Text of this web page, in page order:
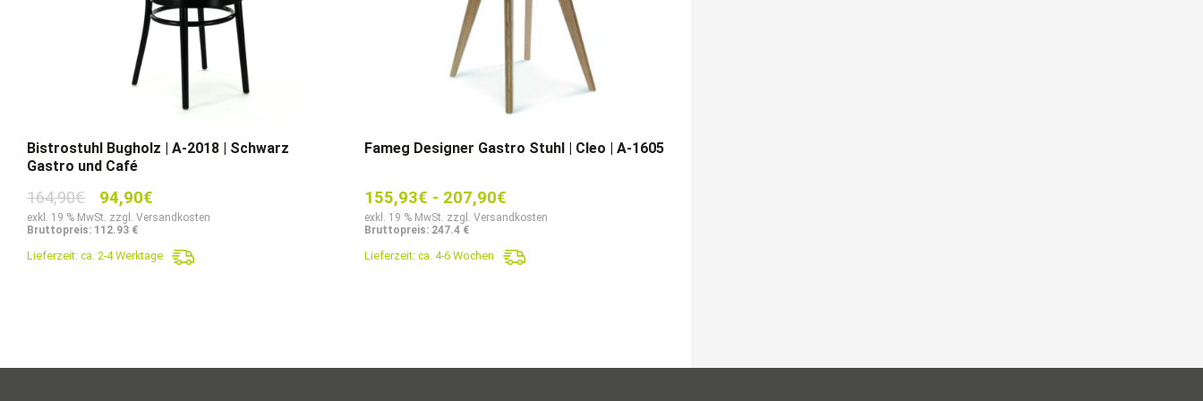
Bistrostuhl Bugholz | A-2018 | Schwarz
Gastro und Café
164,90€
Ursprünglicher
Preis
war:
164,90€
94,90€
Preis
94,90€.
exkl. 19 % MwSt. zzgl. Versandkosten
Bruttopreis: 112.93 €
Lieferzeit: ca. 2-4 Werktage
Fameg Designer Gastro Stuhl | Cleo | A-1605
155,93€ - 207,90€
exkl. 19 % MwSt. zzgl. Versandkosten
Bruttopreis: 247.4 €
Lieferzeit: ca. 4-6 Wochen